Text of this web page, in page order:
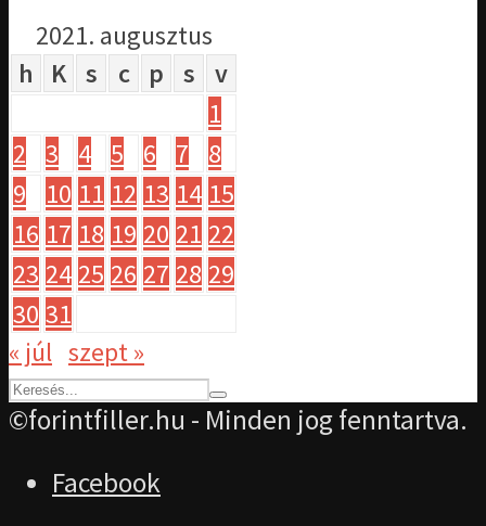
2021. augusztus
h
K s c p s
v
1
2
3 4 5 6 7
8
9
10 11 12 13 14 15
16 17 18 19 20 21 22
23 24 25 26 27 28 29
30 31
« júl szept »
©forintfiller.hu - Minden jog fenntartva.
Facebook